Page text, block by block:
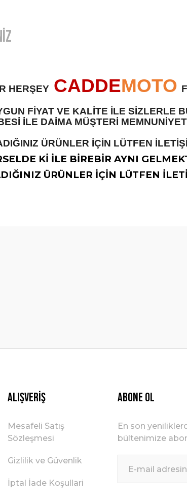
HERŞEY CADDEMOTO
FİYAT VE KALİTE İLE SİZLERLE
İLE DAİMA MÜŞTERİ
ÜRÜNLER İÇİN LÜTFEN
Kİ İLE BİREBİR AYNI
ÜRÜNLER İÇİN LÜTFEN
Alışveriş
Mesafeli Satış
Sözleşmesi
Gizlilik ve Güvenlik
İptal İade Koşullari
ABONE OL
En son
bültenimize